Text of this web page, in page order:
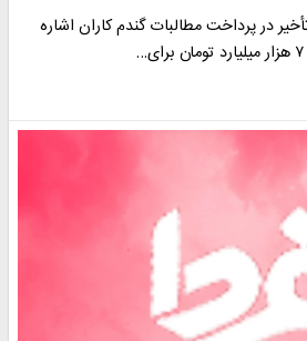
در پرداخت مطالبات گندم کاران اشاره